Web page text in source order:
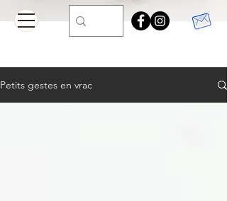
Petits gestes en vrac